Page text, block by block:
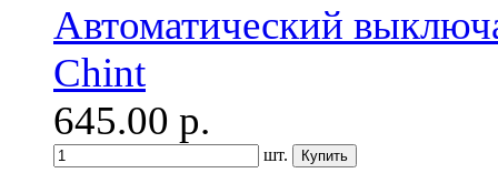
Автоматический
Chint
645.00 р.
шт.